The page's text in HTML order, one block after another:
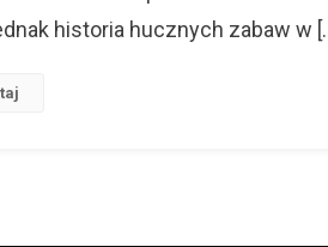
historia hucznych zabaw w